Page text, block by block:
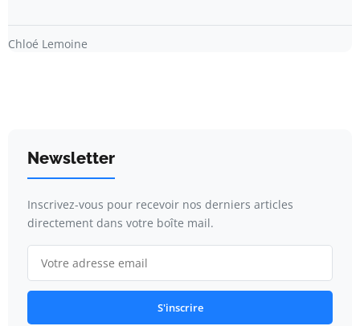
Chloé Lemoine
Newsletter
Inscrivez-vous pour recevoir nos derniers articles
directement dans votre boîte mail.
S'inscrire